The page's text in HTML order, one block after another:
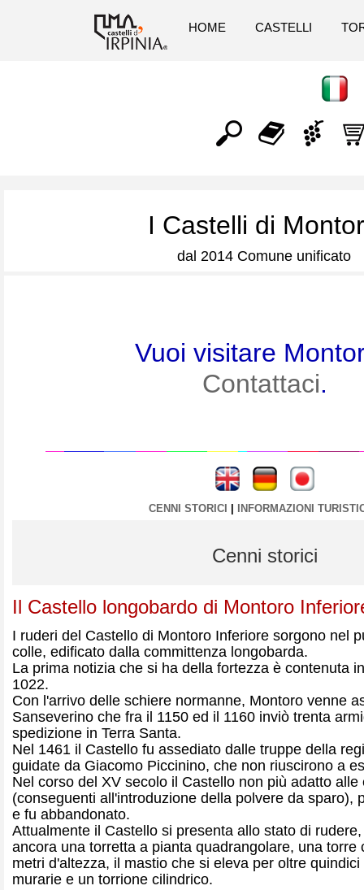
HOME CASTELLI
I Castelli di
dal 2014 Comune unificato
Vuoi visitare
Contattaci.
---- ----
CENNI STORICI | INFORMAZIONI
Cenni storici
Il Castello longobardo di Montoro
I ruderi del Castello di Montoro Inferiore sorgono nel
colle, edificato dalla committenza longobarda.
La prima notizia che si ha della fortezza è contenuta
1022.
Con l'arrivo delle schiere normanne, Montoro venne
Sanseverino che fra il 1150 ed il 1160 inviò trenta
spedizione in Terra Santa.
Nel 1461 il Castello fu assediato dalle truppe della
guidate da Giacomo Piccinino, che non riuscirono a
Nel corso del XV secolo il Castello non più adatto
(conseguenti all'introduzione della polvere da sparo),
e fu abbandonato.
Attualmente il Castello si presenta allo stato di
ancora una torretta a pianta quadrangolare, una torre
metri d'altezza, il mastio che si eleva per oltre
murarie e un torrione cilindrico.